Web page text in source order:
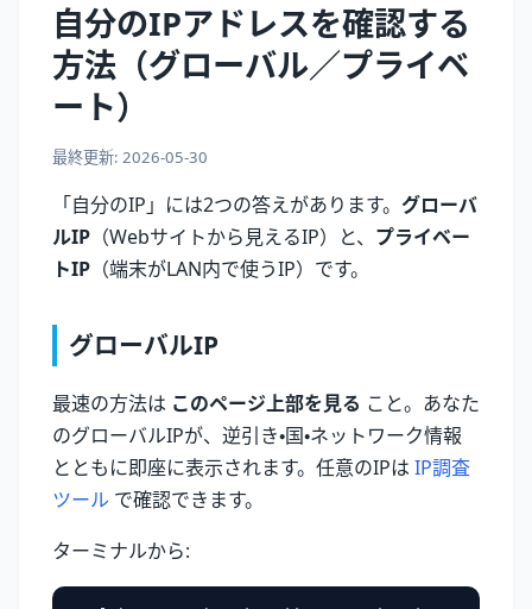
自分のIPアドレスを確認する
方法（グローバル／プライベ
ート）
最終更新: 2026-05-30
「自分のIP」には2つの答えがあります。 グローバ
ルIP （Webサイトから見えるIP）と、 プライベー
トIP （端末がLAN内で使うIP）です。
グローバルIP
最速の方法は このページ上部を見る こと。あなた
のグローバルIPが、逆引き・国・ネットワーク情報
とともに即座に表示されます。任意のIPは IP調査
ツール で確認できます。
ターミナルから: